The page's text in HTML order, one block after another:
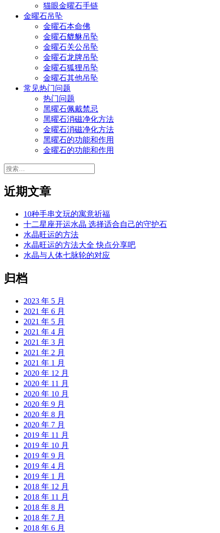
猫眼金曜石手链
金曜石吊坠
金曜石本命佛
金曜石貔貅吊坠
金曜石关公吊坠
金曜石龙牌吊坠
金曜石狐狸吊坠
金曜石其他吊坠
常见热门问题
热门问题
黑曜石佩戴禁忌
黑曜石消磁净化方法
金曜石消磁净化方法
黑曜石的功能和作用
金曜石的功能和作用
搜
近期文章
10种手串文玩的寓意祈福
十二星座开运水晶 选择适合自己的守护石
水晶旺运的方法
水晶旺运的方法大全 快点分享吧
水晶与人体七脉轮的对应
归档
2023 年 5 月
2021 年 6 月
2021 年 5 月
2021 年 4 月
2021 年 3 月
2021 年 2 月
2021 年 1 月
2020 年 12 月
2020 年 11 月
2020 年 10 月
2020 年 9 月
2020 年 8 月
2020 年 7 月
2019 年 11 月
2019 年 10 月
2019 年 9 月
2019 年 4 月
2019 年 1 月
2018 年 12 月
2018 年 11 月
2018 年 8 月
2018 年 7 月
2018 年 6 月